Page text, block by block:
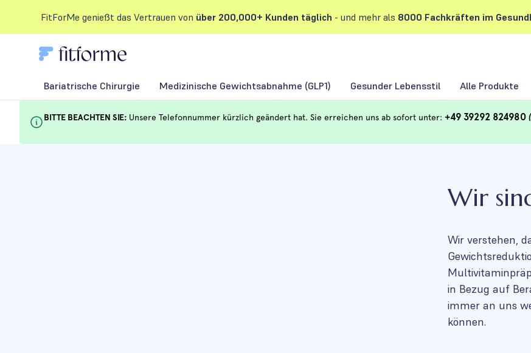
FitForMe genießt das Vertrauen von über 200,000+ Kunden täglich - und mehr als 8000 Fachkräften im
Bariatrische Chirurgie Medizinische Gewichtsabnahme (GLP1) Gesunder Lebensstil Alle Produkte
BITTE BEACHTEN SIE: Unsere Telefonnummer kürzlich geändert hat. Sie erreichen uns ab sofort unter: +49 39292 824980
Wir
Wir verstehen,
in Bezug auf
immer an uns
können.